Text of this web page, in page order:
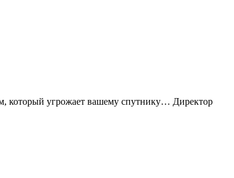
который угрожает вашему спутнику… Директор